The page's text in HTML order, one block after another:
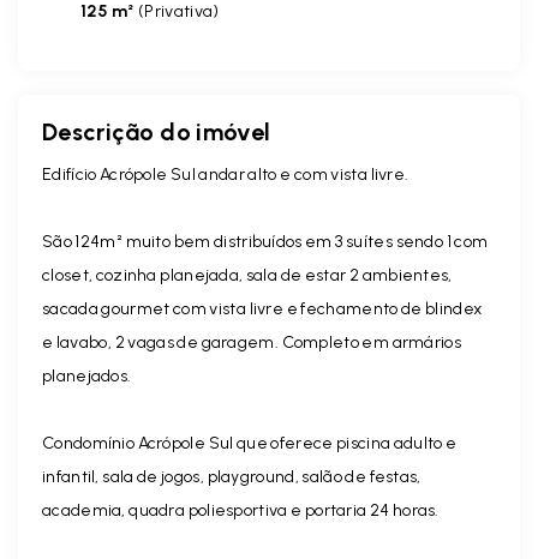
125 m² (Privativa)
Descrição do imóvel
Edifício Acrópole Sul andar alto e com vista livre.
São 124m² muito bem distribuídos em 3 suítes sendo 1 com
closet, cozinha planejada, sala de estar 2 ambientes,
sacada gourmet com vista livre e fechamento de blindex
e lavabo, 2 vagas de garagem. Completo em armários
planejados.
Condomínio Acrópole Sul que oferece piscina adulto e
infantil, sala de jogos, playground, salão de festas,
academia, quadra poliesportiva e portaria 24 horas.